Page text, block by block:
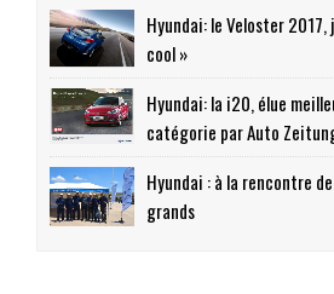
Hyundai: le Veloster
cool »
Hyundai: la i20, élue
catégorie par Auto
Hyundai : à la rencontre
grands